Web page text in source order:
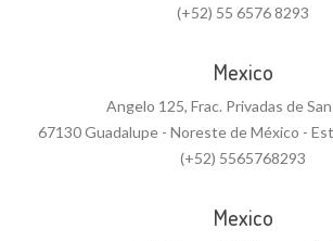
(+52) 55 6576 8293
Mexico
Angelo 125, Frac. Privadas de
67130 Guadalupe - Noreste de México -
(+52) 5565768293
Mexico